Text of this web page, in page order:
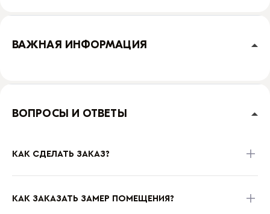
ВАЖНАЯ ИНФОРМАЦИЯ
ВОПРОСЫ И ОТВЕТЫ
КАК СДЕЛАТЬ ЗАКАЗ?
КАК ЗАКАЗАТЬ ЗАМЕР ПОМЕЩЕНИЯ?